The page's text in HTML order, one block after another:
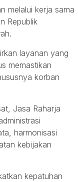
melalui kerja sama
Republik
layanan yang
memastikan
korban
Jasa Raharja
harmonisasi
kebijakan
kepatuhan